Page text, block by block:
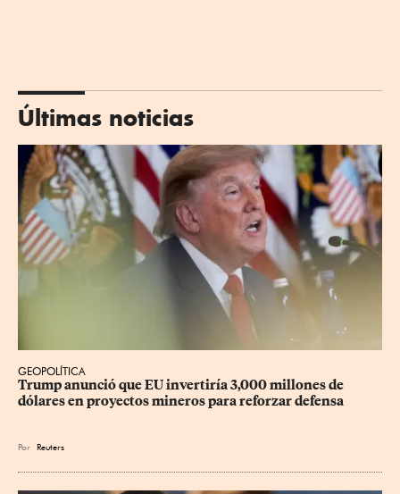
Últimas noticias
GEOPOLÍTICA
Trump anunció que EU invertiría 3,000 millones de
dólares en proyectos mineros para reforzar defensa
Por Reuters